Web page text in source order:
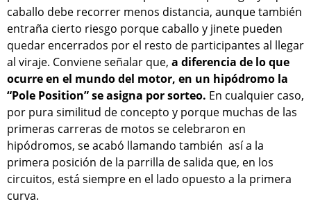
caballo debe recorrer menos distancia, aunque también
entraña cierto riesgo porque caballo y jinete pueden
quedar encerrados por el resto de participantes al llegar
al viraje. Conviene señalar que, a diferencia de lo que
ocurre en el mundo del motor, en un hipódromo la
“Pole Position” se asigna por sorteo. En cualquier caso,
por pura similitud de concepto y porque muchas de las
primeras carreras de motos se celebraron en
hipódromos, se acabó llamando también así a la
primera posición de la parrilla de salida que, en los
circuitos, está siempre en el lado opuesto a la primera
curva.